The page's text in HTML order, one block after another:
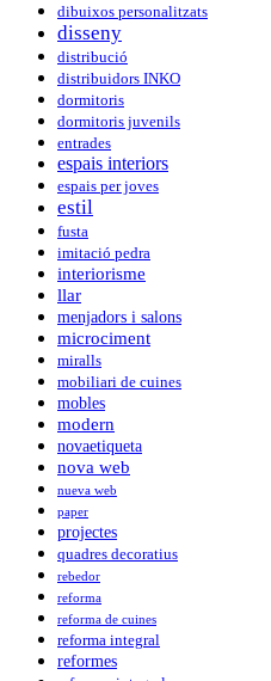
dibuixos personalitzats
disseny
distribució
distribuidors INKO
dormitoris
dormitoris juvenils
entrades
espais interiors
espais per joves
estil
fusta
imitació pedra
interiorisme
llar
menjadors i salons
microciment
miralls
mobiliari de cuines
mobles
modern
novaetiqueta
nova web
nueva web
paper
projectes
quadres decoratius
rebedor
reforma
reforma de cuines
reforma integral
reformes